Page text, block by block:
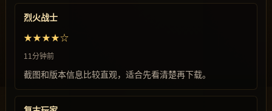
烈火战士
★★★★☆
11分钟前
截图和版本信息比较直观，适合先看清楚再下载。